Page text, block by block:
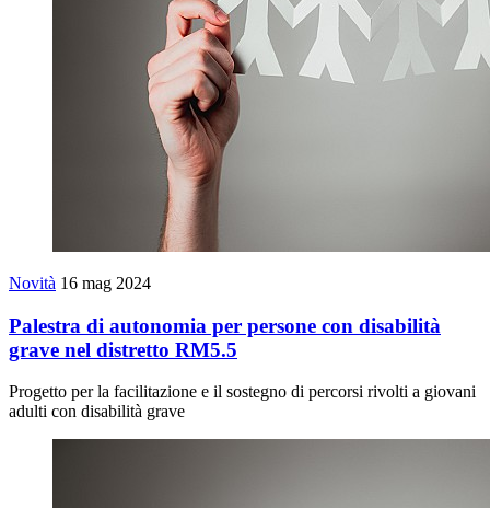
Novità 16 mag 2024
Palestra di autonomia per persone con disabilità
grave nel distretto RM5.5
Progetto per la facilitazione e il sostegno di percorsi rivolti a giovani
adulti con disabilità grave